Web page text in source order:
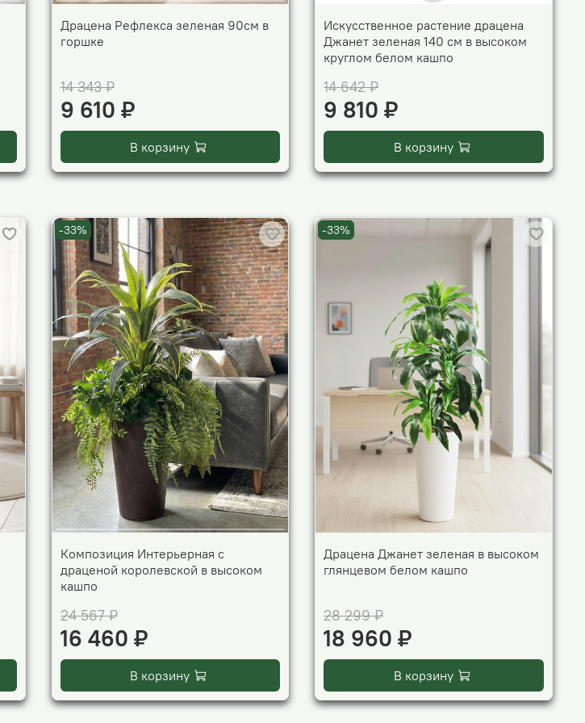
Драцена Рефлекса зеленая 90см в
горшке
14 343 ₽
9 610 ₽
В корзину
Искусственное растение драцена
Джанет зеленая 140 см в высоком
круглом белом кашпо
14 642 ₽
9 810 ₽
В корзину
-33%
Композиция Интерьерная с
драценой королевской в высоком
кашпо
24 567 ₽
16 460 ₽
В корзину
-33%
Драцена Джанет зеленая в высоком
глянцевом белом кашпо
28 299 ₽
18 960 ₽
В корзину